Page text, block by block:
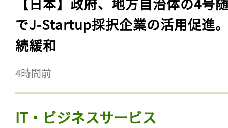
でJ-Startup採択企業の活用促進
続緩和
4時間前
IT・ビジネスサービス